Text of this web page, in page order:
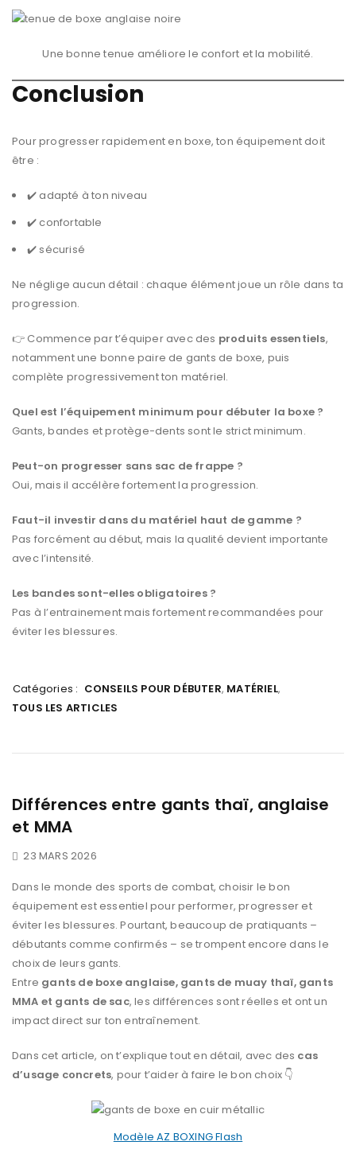
Une bonne tenue améliore le confort et la mobilité.
Conclusion
Pour progresser rapidement en boxe, ton équipement doit
être :
✔️ adapté à ton niveau
✔️ confortable
✔️ sécurisé
Ne néglige aucun détail : chaque élément joue un rôle dans ta
progression.
👉 Commence par t’équiper avec des produits essentiels,
notamment une bonne paire de gants de boxe, puis
complète progressivement ton matériel.
Quel est l’équipement minimum pour débuter la boxe ?
Gants, bandes et protège-dents sont le strict minimum.
Peut-on progresser sans sac de frappe ?
Oui, mais il accélère fortement la progression.
Faut-il investir dans du matériel haut de gamme ?
Pas forcément au début, mais la qualité devient importante
avec l’intensité.
Les bandes sont-elles obligatoires ?
Pas à l’entrainement mais fortement recommandées pour
éviter les blessures.
Catégories : CONSEILS POUR DÉBUTER, MATÉRIEL,
TOUS LES ARTICLES
Différences entre gants thaï, anglaise
et MMA
23 MARS 2026
Dans le monde des sports de combat, choisir le bon
équipement est essentiel pour performer, progresser et
éviter les blessures. Pourtant, beaucoup de pratiquants –
débutants comme confirmés – se trompent encore dans le
choix de leurs gants.
Entre gants de boxe anglaise, gants de muay thaï, gants
MMA et gants de sac, les différences sont réelles et ont un
impact direct sur ton entraînement.
Dans cet article, on t’explique tout en détail, avec des cas
d’usage concrets, pour t’aider à faire le bon choix 👇
Modèle AZ BOXING Flash